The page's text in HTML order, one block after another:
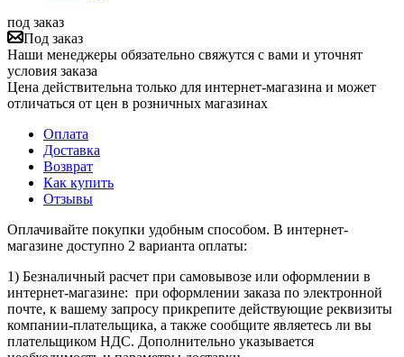
под заказ
Под заказ
Наши менеджеры обязательно свяжутся с вами и уточнят
условия заказа
Цена действительна только для интернет-магазина и может
отличаться от цен в розничных магазинах
Оплата
Доставка
Возврат
Как купить
Отзывы
Оплачивайте покупки удобным способом. В интернет-
магазине доступно 2 варианта оплаты:
1) Безналичный расчет при самовывозе или оформлении в
интернет-магазине: при оформлении заказа по электронной
почте, к вашему запросу прикрепите действующие реквизиты
компании-плательщика, а также сообщите являетесь ли вы
плательщиком НДС. Дополнительно указывается